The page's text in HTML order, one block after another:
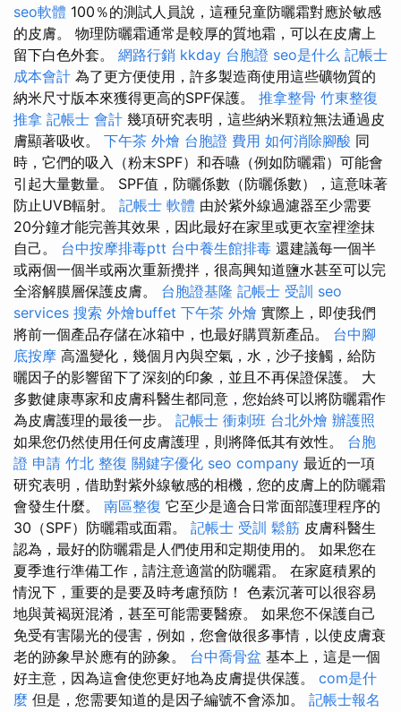
seo軟體 100％的測試人員說，這種兒童防曬霜對應於敏感
的皮膚。 物理防曬霜通常是較厚的質地霜，可以在皮膚上
留下白色外套。 網路行銷 kkday 台胞證 seo是什么 記帳士
成本會計 為了更方便使用，許多製造商使用這些礦物質的
納米尺寸版本來獲得更高的SPF保護。 推拿整骨 竹東整復
推拿 記帳士 會計 幾項研究表明，這些納米顆粒無法通過皮
膚顯著吸收。 下午茶 外燴 台胞證 費用 如何消除腳酸 同
時，它們的吸入（粉末SPF）和吞嚥（例如防曬霜）可能會
引起大量數量。 SPF值，防曬係數（防曬係數），這意味著
防止UVB輻射。 記帳士 軟體 由於紫外線過濾器至少需要
20分鐘才能完善其效果，因此最好在家里或更衣室裡塗抹
自己。 台中按摩排毒ptt 台中養生館排毒 還建議每一個半
或兩個一個半或兩次重新攪拌，很高興知道鹽水甚至可以完
全溶解膜層保護皮膚。 台胞證基隆 記帳士 受訓 seo
services 搜索 外燴buffet 下午茶 外燴 實際上，即使我們
將前一個產品存儲在冰箱中，也最好購買新產品。 台中腳
底按摩 高溫變化，幾個月內與空氣，水，沙子接觸，給防
曬因子的影響留下了深刻的印象，並且不再保證保護。 大
多數健康專家和皮膚科醫生都同意，您始終可以將防曬霜作
為皮膚護理的最後一步。 記帳士 衝刺班 台北外燴 辦護照
如果您仍然使用任何皮膚護理，則將降低其有效性。 台胞
證 申請 竹北 整復 關鍵字優化 seo company 最近的一項
研究表明，借助對紫外線敏感的相機，您的皮膚上的防曬霜
會發生什麼。 南區整復 它至少是適合日常面部護理程序的
30（SPF）防曬霜或面霜。 記帳士 受訓 鬆筋 皮膚科醫生
認為，最好的防曬霜是人們使用和定期使用的。 如果您在
夏季進行準備工作，請注意適當的防曬霜。 在家庭積累的
情況下，重要的是要及時考慮預防！ 色素沉著可以很容易
地與黃褐斑混淆，甚至可能需要醫療。 如果您不保護自己
免受有害陽光的侵害，例如，您會做很多事情，以使皮膚衰
老的跡象早於應有的跡象。 台中喬骨盆 基本上，這是一個
好主意，因為這會使您更好地為皮膚提供保護。 com是什
麼 但是，您需要知道的是因子編號不會添加。 記帳士報名